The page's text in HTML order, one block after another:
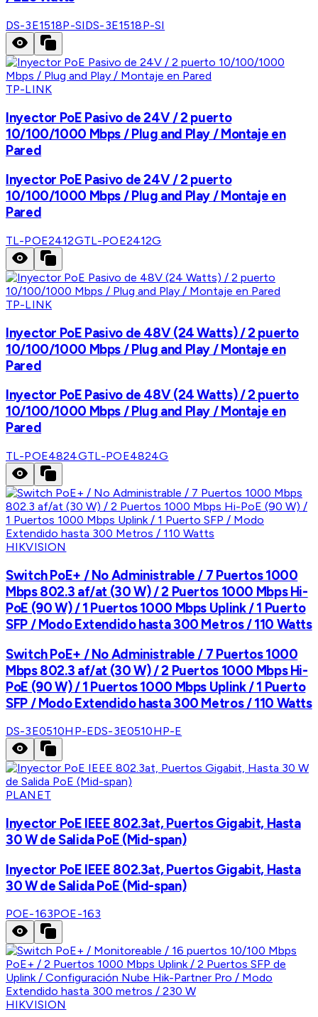
DS-3E1518P-SIDS-3E1518P-SI
TP-LINK
Inyector PoE Pasivo de 24V / 2 puerto
10/100/1000 Mbps / Plug and Play / Montaje en
Pared
Inyector PoE Pasivo de 24V / 2 puerto
10/100/1000 Mbps / Plug and Play / Montaje en
Pared
TL-POE2412GTL-POE2412G
TP-LINK
Inyector PoE Pasivo de 48V (24 Watts) / 2 puerto
10/100/1000 Mbps / Plug and Play / Montaje en
Pared
Inyector PoE Pasivo de 48V (24 Watts) / 2 puerto
10/100/1000 Mbps / Plug and Play / Montaje en
Pared
TL-POE4824GTL-POE4824G
HIKVISION
Switch PoE+ / No Administrable / 7 Puertos 1000
Mbps 802.3 af/at (30 W) / 2 Puertos 1000 Mbps Hi-
PoE (90 W) / 1 Puertos 1000 Mbps Uplink / 1 Puerto
SFP / Modo Extendido hasta 300 Metros / 110 Watts
Switch PoE+ / No Administrable / 7 Puertos 1000
Mbps 802.3 af/at (30 W) / 2 Puertos 1000 Mbps Hi-
PoE (90 W) / 1 Puertos 1000 Mbps Uplink / 1 Puerto
SFP / Modo Extendido hasta 300 Metros / 110 Watts
DS-3E0510HP-EDS-3E0510HP-E
PLANET
Inyector PoE IEEE 802.3at, Puertos Gigabit, Hasta
30 W de Salida PoE (Mid-span)
Inyector PoE IEEE 802.3at, Puertos Gigabit, Hasta
30 W de Salida PoE (Mid-span)
POE-163POE-163
HIKVISION